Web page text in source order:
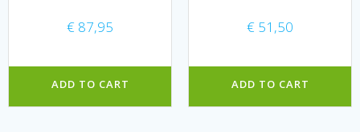
€ 87,95
ADD TO CART
€ 51,50
ADD TO CART